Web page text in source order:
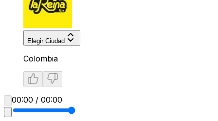
Elegir Ciudad
Colombia
00:00 / 00:00